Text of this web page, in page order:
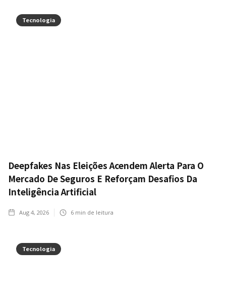
Tecnologia
Deepfakes Nas Eleições Acendem Alerta Para O
Mercado De Seguros E Reforçam Desafios Da
Inteligência Artificial
Aug 4, 2026 6 min de leitura
Tecnologia